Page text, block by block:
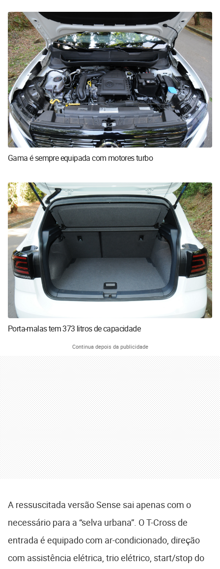
Gama é sempre equipada com motores turbo
Porta-malas tem 373 litros de capacidade
Continua depois da publicidade
A ressuscitada versão Sense sai apenas com o
necessário para a “selva urbana”. O T-Cross de
entrada é equipado com ar-condicionado, direção
com assistência elétrica, trio elétrico, start/stop do